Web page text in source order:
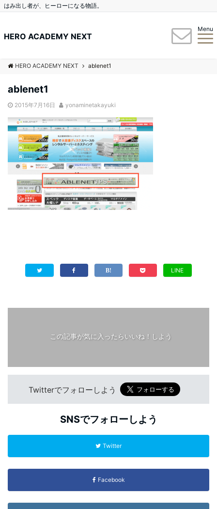
はみ出し者が、ヒーローになる物語。
HERO ACADEMY NEXT
Menu
HERO ACADEMY NEXT ablenet1
ablenet1
2015年7月16日 yonaminetakayuki
LINE
この記事が気に入ったらいいね！しよう
Twitterでフォローしよう
SNSでフォローしよう
Twitter
Facebook